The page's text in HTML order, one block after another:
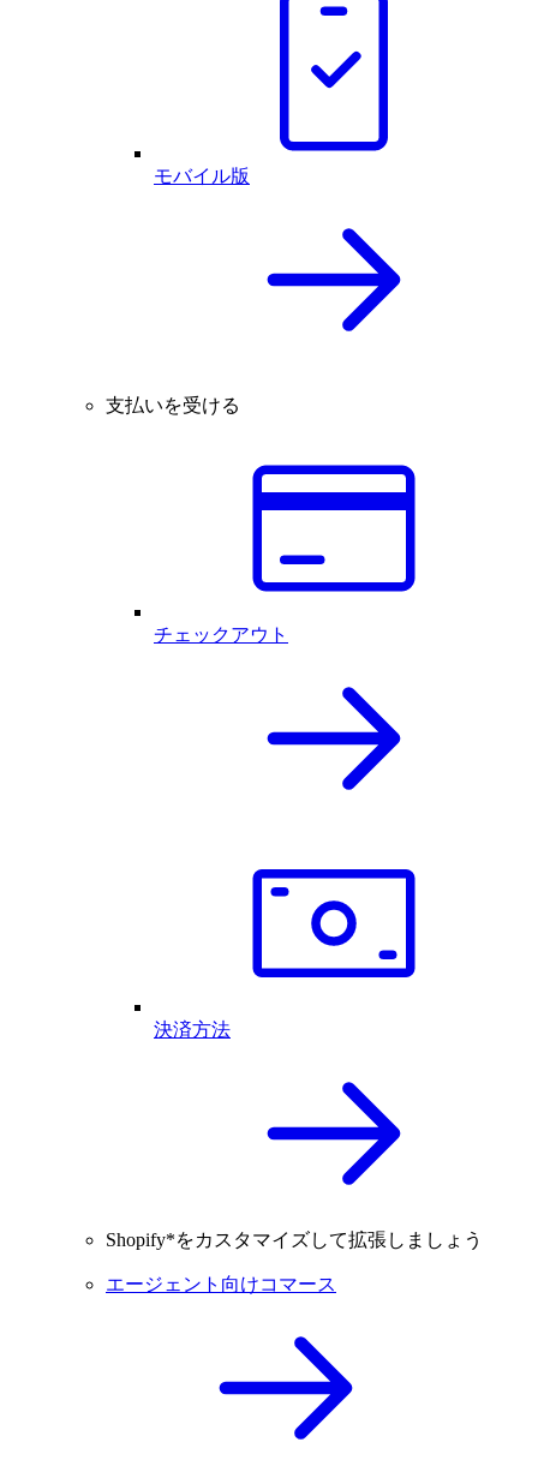
モバイル版
支払いを受ける
チェックアウト
決済方法
Shopify*をカスタマイズして拡張しましょう
エージェント向けコマース